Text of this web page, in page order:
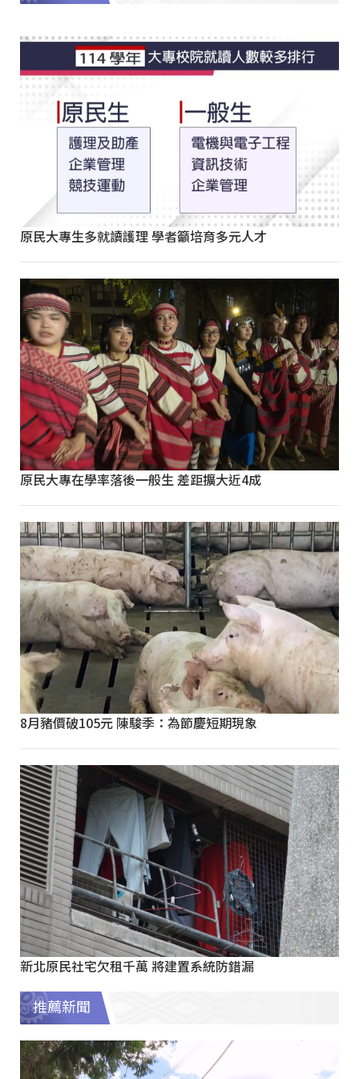
原民大專生多就讀護理 學者籲培育多元人才
原民大專在學率落後一般生 差距擴大近4成
8月豬價破105元 陳駿季：為節慶短期現象
新北原民社宅欠租千萬 將建置系統防錯漏
推薦新聞